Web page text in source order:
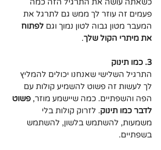
פעמים זה עוזר לך ממש גם לתרגל את
המעבר מטון גבוה לטון נמוך וגם לפתוח
את מיתרי הקול שלך.
3. כמו תינוק
התרגיל השלישי שאנחנו יכולים להמליץ
לך לעשות זה פשוט להשמיע קולות עם
הפה והשפתיים. כמה שיישמע מוזר, פשוט
לדבר כמו תינוק. לזרוק קולות בלי
משמעות, להשתמש בלשון, להשתמש
בשפתיים.